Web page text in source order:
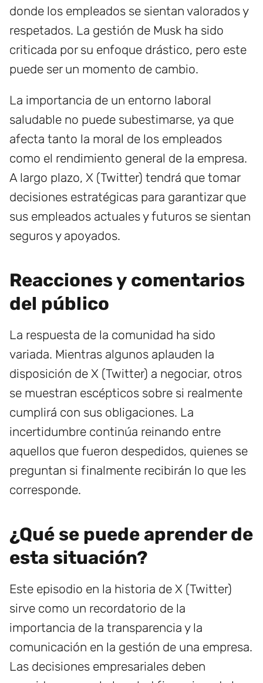
donde los empleados se sientan valorados y
respetados. La gestión de Musk ha sido
criticada por su enfoque drástico, pero este
puede ser un momento de cambio.
La importancia de un entorno laboral
saludable no puede subestimarse, ya que
afecta tanto la moral de los empleados
como el rendimiento general de la empresa.
A largo plazo, X (Twitter) tendrá que tomar
decisiones estratégicas para garantizar que
sus empleados actuales y futuros se sientan
seguros y apoyados.
Reacciones y comentarios
del público
La respuesta de la comunidad ha sido
variada. Mientras algunos aplauden la
disposición de X (Twitter) a negociar, otros
se muestran escépticos sobre si realmente
cumplirá con sus obligaciones. La
incertidumbre continúa reinando entre
aquellos que fueron despedidos, quienes se
preguntan si finalmente recibirán lo que les
corresponde.
¿Qué se puede aprender de
esta situación?
Este episodio en la historia de X (Twitter)
sirve como un recordatorio de la
importancia de la transparencia y la
comunicación en la gestión de una empresa.
Las decisiones empresariales deben